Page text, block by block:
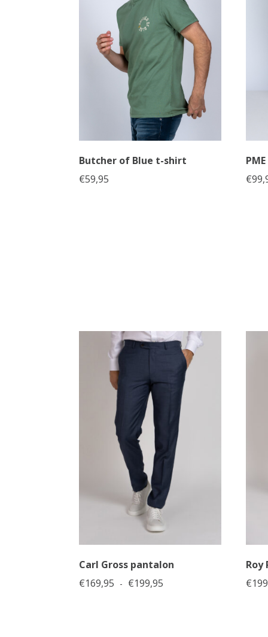
Butcher of Blue t-shirt
€59,95
€
Carl Gross pantalon
€169,95 - €199,95 Prijsklasse: €169,95 tot
Roy
€